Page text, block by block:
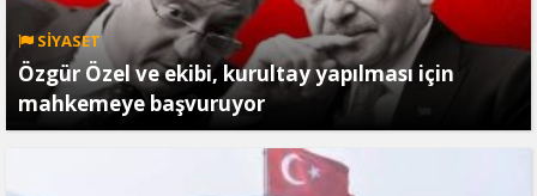
SİYASET
Özgür Özel ve ekibi, kurultay yapılması için
mahkemeye başvuruyor